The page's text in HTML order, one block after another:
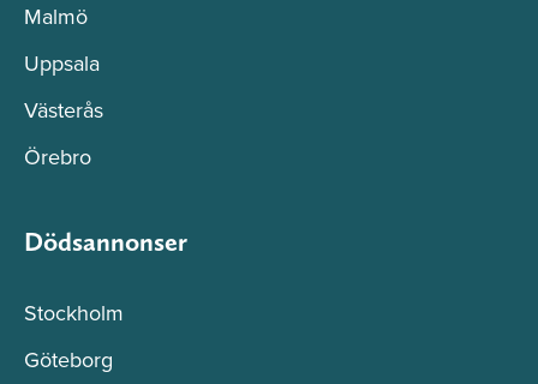
Malmö
Uppsala
Västerås
Örebro
Dödsannonser
Stockholm
Göteborg